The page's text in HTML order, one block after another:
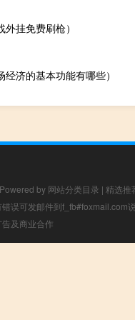
挂免费刷枪）
济的基本功能有哪些）
Powered by 网站分类目录 | 精选推
误可发邮件到f_fb#foxmail.com
及商业合作